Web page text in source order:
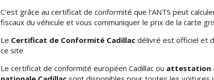
C'est grâce au certificat de conformité que l'ANTS peut
fiscaux du véhicule et vous communiquer le prix de la carte
Le Certificat de Conformité Cadillacdélivré est officiel et
ce site
Le certificat de conformité européen Cadillac ou attestation